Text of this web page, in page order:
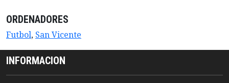
ORDENADORES
Futbol, San Vicente
INFORMACION